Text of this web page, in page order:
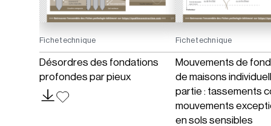
Fiche technique
Désordres des fondations
profondes par pieux
Fiche technique
Mouvements de
de maisons
partie : tassements
mouvements
en sols sensibles